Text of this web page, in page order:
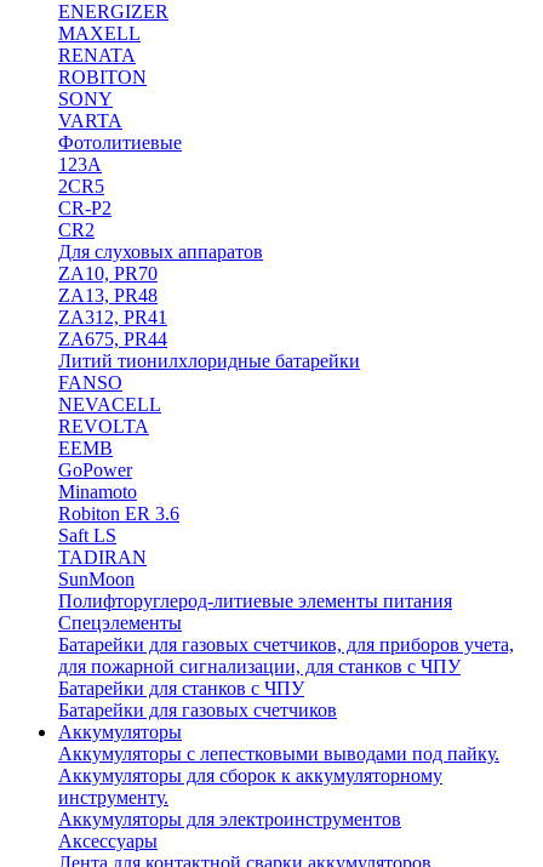
ENERGIZER
MAXELL
RENATA
ROBITON
SONY
VARTA
Фотолитиевые
123A
2CR5
CR-P2
CR2
Для слуховых аппаратов
ZA10, PR70
ZA13, PR48
ZA312, PR41
ZA675, PR44
Литий тионилхлоридные батарейки
FANSO
NEVACELL
REVOLTA
EEMB
GoPower
Minamoto
Robiton ER 3.6
Saft LS
TADIRAN
SunMoon
Полифторуглерод-литиевые элементы питания
Спецэлементы
Батарейки для газовых счетчиков, для приборов учета,
для пожарной сигнализации, для станков с ЧПУ
Батарейки для станков с ЧПУ
Батарейки для газовых счетчиков
Аккумуляторы
Аккумуляторы с лепестковыми выводами под пайку.
Аккумуляторы для сборок к аккумуляторному
инструменту.
Аккумуляторы для электроинструментов
Аксессуары
Лента для контактной сварки аккумуляторов